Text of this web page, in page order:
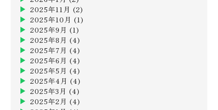
2025年11月 (2)
2025年10月 (1)
2025年9月 (1)
2025年8月 (4)
2025年7月 (4)
2025年6月 (4)
2025年5月 (4)
2025年4月 (4)
2025年3月 (4)
2025年2月 (4)